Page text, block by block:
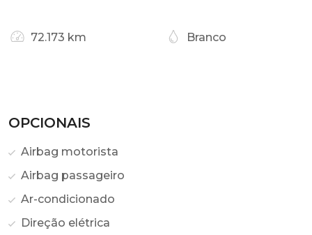
72.173 km Branco
OPCIONAIS
Airbag motorista
Airbag passageiro
Ar-condicionado
Direção elétrica